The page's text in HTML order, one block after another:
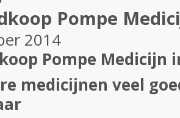
Pompe
2014
Pompe Medicijn
medicijnen veel